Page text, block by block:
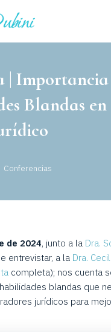
|
Blandas en
Conferencias
de 2024, junto a la Dra.
entrevistar, a la Dra.
completa); nos cuenta
blandas que
jurídicos para